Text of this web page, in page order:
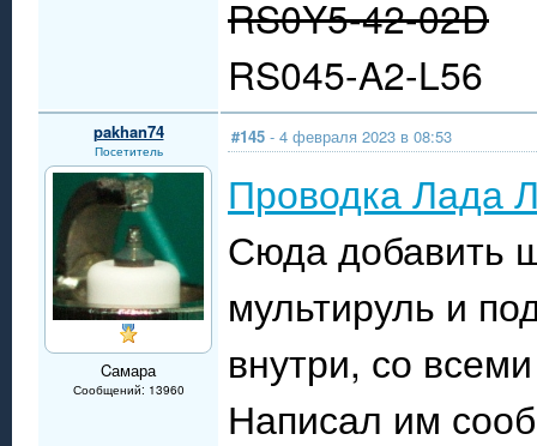
RS0Y5-42-02D
RS045-A2-L56
pakhan74
Посетитель
Cамара
Сообщений: 13960
#145 - 4 февраля 2023 в 08:53
Проводка Лада
Сюда добавить
мультируль и
внутри, со
Написал им